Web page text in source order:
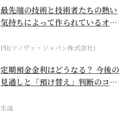
最先端の技術と技術者たちの熱い
気持ちによって作られているオー
PR(ソノヴァ・ジャパン株式会社)
定期預金金利はどうなる？ 今後の
見通しと「預け替え」判断のコツ
生活